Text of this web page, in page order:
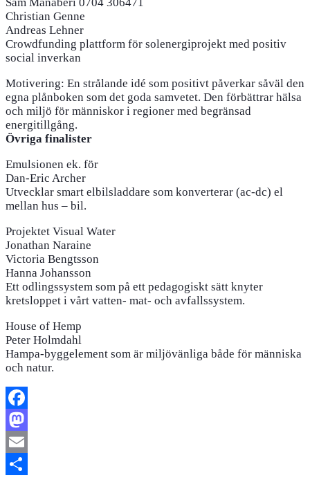
Christian Genne ​
Andreas Lehner
Crowdfunding plattform för solenergiprojekt med positiv
social inverkan
Motivering: En strålande idé som positivt påverkar såväl den
egna plånboken som det goda samvetet. Den förbättrar hälsa
och miljö för människor i regioner med begränsad
energitillgång.
Övriga finalister
Emulsionen ek. för
Dan-Eric Archer
Utvecklar smart elbilsladdare som konverterar (ac-dc) el
mellan hus – bil.
Projektet Visual Water
Jonathan Naraine
Victoria Bengtsson
Hanna Johansson
Ett odlingssystem som på ett pedagogiskt sätt knyter
kretsloppet i vårt vatten- mat- och avfallssystem.
House of Hemp
Peter Holmdahl
Hampa-byggelement som är miljövänliga både för människa
och natur.
Facebook
Mastodon
Email